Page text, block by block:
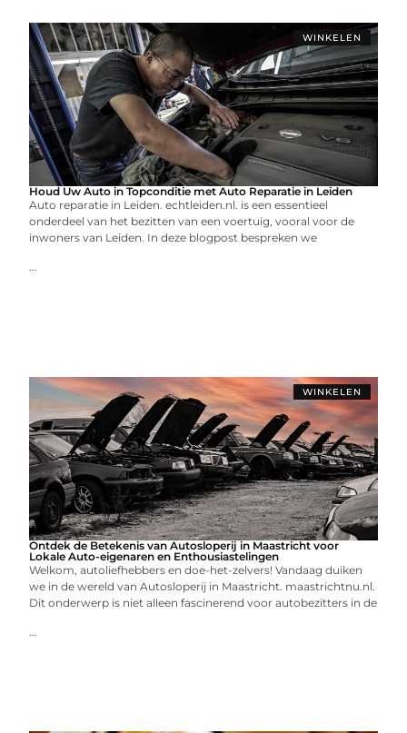
WINKELEN
Houd Uw Auto in Topconditie met Auto Reparatie in Leiden
Auto reparatie in Leiden. echtleiden.nl. is een essentieel
onderdeel van het bezitten van een voertuig, vooral voor de
inwoners van Leiden. In deze blogpost bespreken we
...
WINKELEN
Ontdek de Betekenis van Autosloperij in Maastricht voor
Lokale Auto-eigenaren en Enthousiastelingen
Welkom, autoliefhebbers en doe-het-zelvers! Vandaag duiken
we in de wereld van Autosloperij in Maastricht. maastrichtnu.nl.
Dit onderwerp is niet alleen fascinerend voor autobezitters in de
...